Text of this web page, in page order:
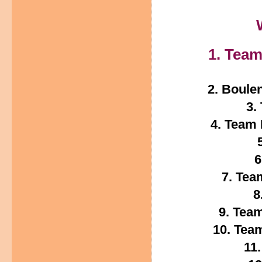
1.
2.
3.
4.
7.
9.
10.